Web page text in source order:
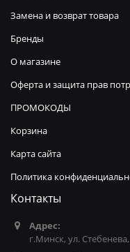
Замена и возврат товара
Бренды
О магазине
Оферта и защита прав
ПРОМОКОДЫ
Корзина
Карта сайта
Политика
Контакты
Адрес:
г.Минск, ул.